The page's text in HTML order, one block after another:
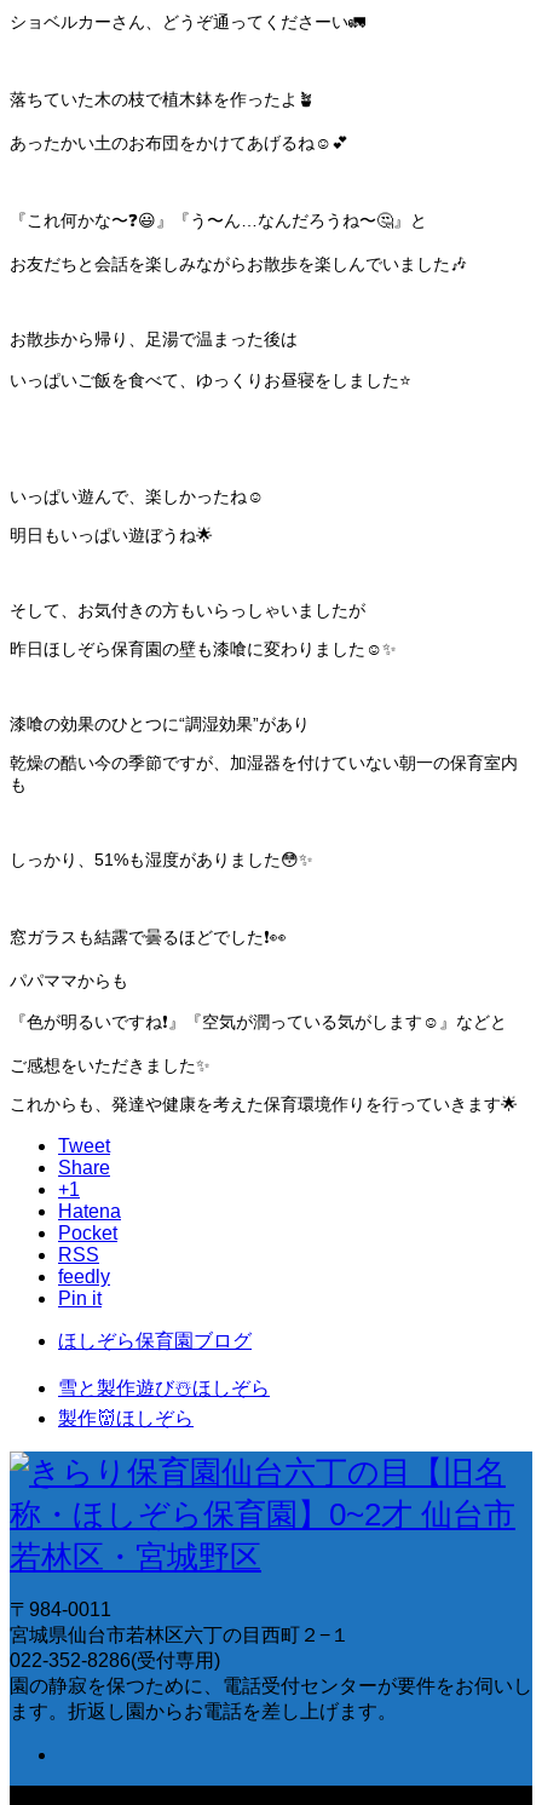
ショベルカーさん、どうぞ通ってくださーい🚛
落ちていた木の枝で植木鉢を作ったよ🪴
あったかい土のお布団をかけてあげるね☺️💕
『これ何かな〜❓😃』『う〜ん…なんだろうね〜🤔』と
お友だちと会話を楽しみながらお散歩を楽しんでいました🎶
お散歩から帰り、足湯で温まった後は
いっぱいご飯を食べて、ゆっくりお昼寝をしました⭐️
いっぱい遊んで、楽しかったね☺️
明日もいっぱい遊ぼうね🌟
そして、お気付きの方もいらっしゃいましたが
昨日ほしぞら保育園の壁も漆喰に変わりました☺️✨
漆喰の効果のひとつに“調湿効果”があり
乾燥の酷い今の季節ですが、加湿器を付けていない朝一の保育室内
も
しっかり、51%も湿度がありました😳✨
窓ガラスも結露で曇るほどでした❗️👀
パパママからも
『色が明るいですね❗️』『空気が潤っている気がします☺️』などと
ご感想をいただきました✨
これからも、発達や健康を考えた保育環境作りを行っていきます🌟
Tweet
Share
+1
Hatena
Pocket
RSS
feedly
Pin it
ほしぞら保育園ブログ
雪と製作遊び☃️ほしぞら
製作👹ほしぞら
〒984-0011
宮城県仙台市若林区六丁の目西町２−１
022-352-8286(受付専用)
園の静寂を保つために、電話受付センターが要件をお伺いし
ます。折返し園からお電話を差し上げます。